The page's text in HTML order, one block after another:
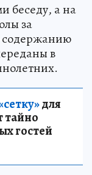
беседу, а на
за
содержанию
в
для
тайно
гостей